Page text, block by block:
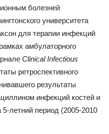
болезней
университета
для терапии инфекций
амбулаторного
Clinical Infectious
ретроспективного
результаты
инфекций костей и
период (2005-2010